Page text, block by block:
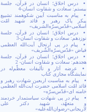
درس اخلاق؛ انسان در قرآن، جلسۀ
بیستم: سعادت و شقاوت انسان-4
پیام به مناسبت آیین شکوهمند تشییع
پیکر پاک رهبر و قائد شهید امّت
اسلامی«قدّس‌سرّه‌الشریف»
درس اخلاق؛ انسان در قرآن، جلسۀ
نوزدهم: سعادت و شقاوت انسان-3
پیام در پی ارتحال آیت‌الله العظمی
فیاض «قدّس‌سرّه‌الشّریف»
درس اخلاق؛ انسان در قرآن، جلسۀ
هجدهم: سعادت و شقاوت انسان- 2
عرضه آثار و تألیفات معظّم‌له در
نمایشگاه مجازی کتاب
پیام به مناسبت اربعین شهادت رهبر و
قائد امّت اسلامی حضرت آیت‌الله العظمی
خامنه ای«قدّس‌سرّه»
پیام در پی شهادت سیاستمدار خردمند
و متعهّد، شهید دکتر علی
لاریجانی«رضوان‌الله‌علیه»